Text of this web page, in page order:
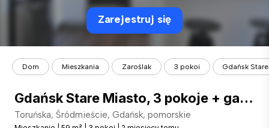
Zarejestruj się
Dom Mieszkania Zaroślak 3 pokoi Gdańsk
Gdańsk Stare Miasto, 3 pokoje + garaż, Aura
Toruńska, Śródmieście, Gdańsk, pomorskie